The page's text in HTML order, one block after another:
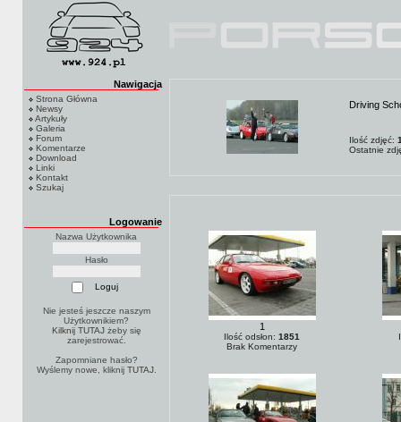
Nawigacja
Strona Główna
Newsy
Artykuły
Galeria
Forum
Komentarze
Download
Linki
Kontakt
Szukaj
Logowanie
Nazwa Użytkownika
Hasło
Nie jesteś jeszcze naszym
Użytkownikiem?
Kilknij TUTAJżeby się
zarejestrować.
Zapomniane hasło?
Wyślemy nowe, kliknij TUTAJ.
Driving
Ilość zdjęć:
Ostatnie
1
Ilość odsłon: 1851
Brak Komentarzy